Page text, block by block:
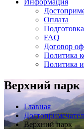
Информация
Оплата
Подготовка
FAQ
Договор
Политика
Политика
Верхний парк
Главная
Верхний парк